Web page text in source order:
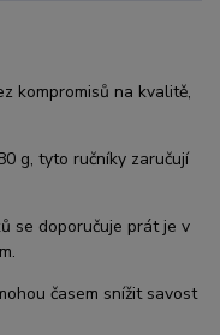
kompromisů na kvalitě,
g, tyto ručníky zaručují
se doporučuje prát je v
časem snížit savost